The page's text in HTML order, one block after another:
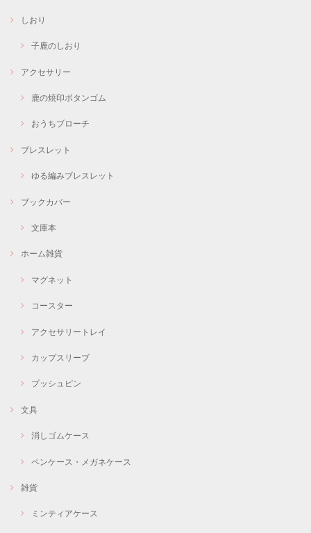
しおり
子鹿のしおり
アクセサリー
鹿の焼印ボタンゴム
おうちブローチ
ブレスレット
ゆる編みブレスレット
ブックカバー
文庫本
ホーム雑貨
マグネット
コースター
アクセサリートレイ
カップスリーブ
プッシュピン
文具
消しゴムケース
ペンケース・メガネケース
雑貨
ミンティアケース